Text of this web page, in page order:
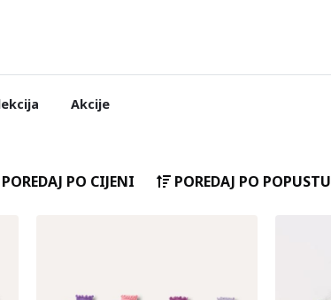
Akcije
POREDAJ PO CIJENI POREDAJ PO POPUSTU